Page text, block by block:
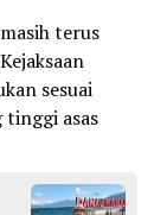
terus
sesuai
asas